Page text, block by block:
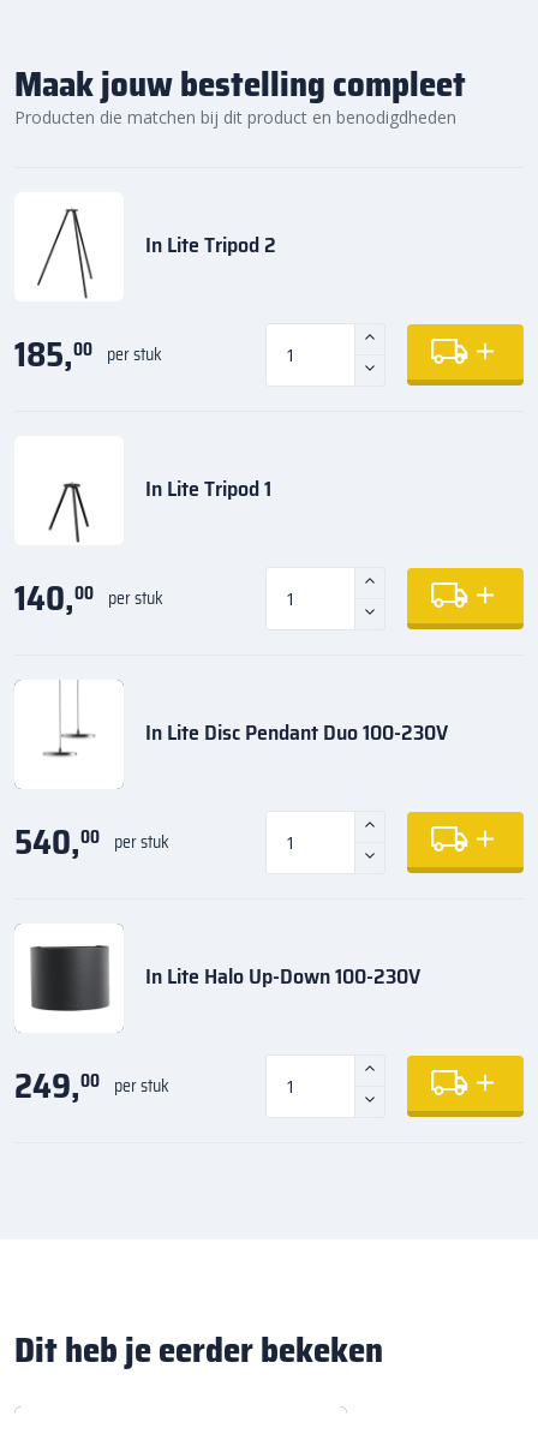
Maak jouw bestelling compleet
Producten die matchen bij dit product en benodigdheden
In Lite Tripod 2
185,00 per stuk
In Lite Tripod 1
140,00 per stuk
In Lite Disc Pendant Duo 100-230V
540,00 per stuk
In Lite Halo Up-Down 100-230V
249,00 per stuk
Dit heb je eerder bekeken